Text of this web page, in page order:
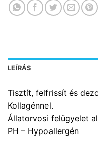
LEÍRÁS
Tisztít, felfrissít és
Kollagénnel.
Állatorvosi felügyelet
PH – Hypoallergén